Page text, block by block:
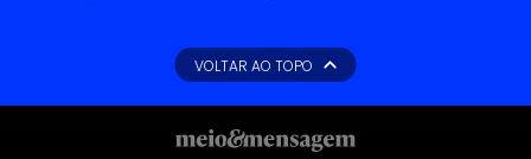
VOLTAR AO TOPO